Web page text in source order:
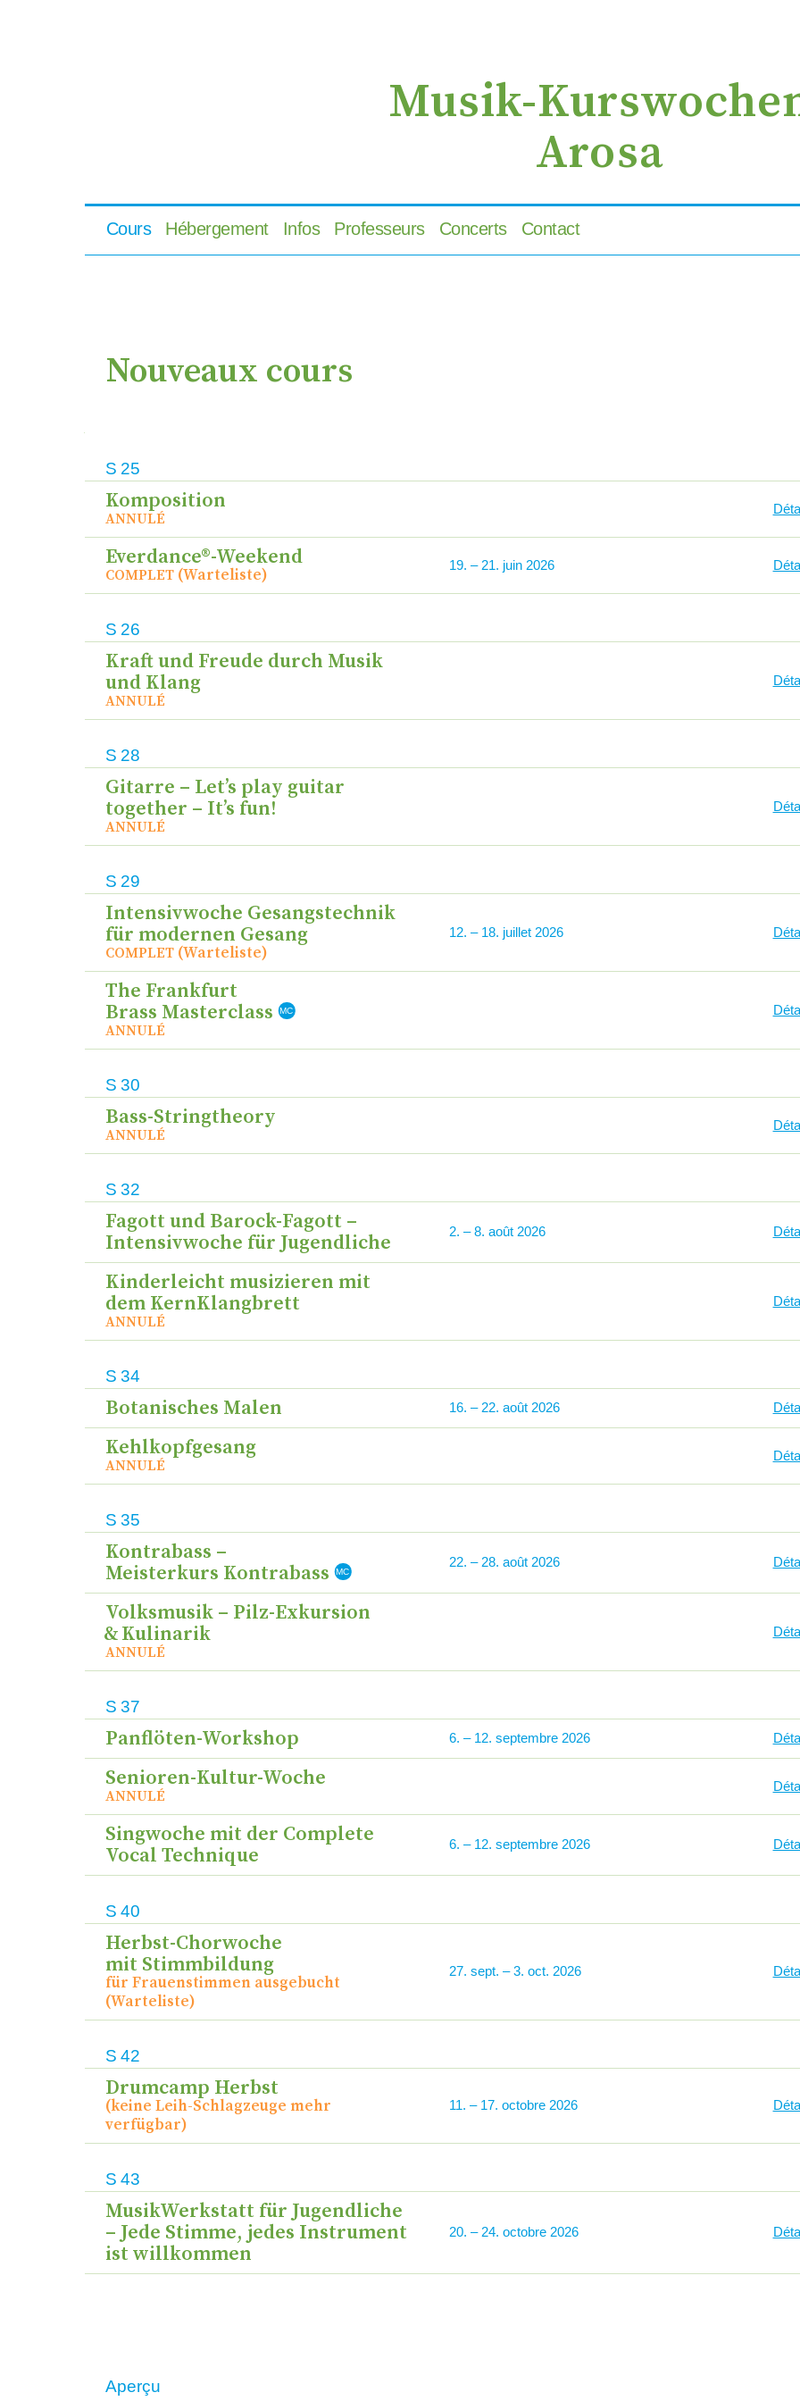
Musik-
Arosa
Cours Hébergement Infos Professeurs Concerts Contact
Nouveaux cours
S 25
Komposition
ANNULÉ
Everdance®-Weekend
COMPLET(Warteliste)
19 – 21 2026
S 26
Kraft und Freude durch Musik
und Klang
ANNULÉ
S 28
Gitarre – Let’s play guitar
together – It’s fun!
ANNULÉ
S 29
Intensivwoche Gesangstechnik
für modernen Gesang
COMPLET(Warteliste)
12 – 18 2026
The Frankfurt
Brass Masterclass
MC
ANNULÉ
S 30
Bass-Stringtheory
ANNULÉ
S 32
Fagott und Barock-Fagott –
Intensivwoche für Jugendliche
2 – 8 2026
Kinderleicht musizieren mit
dem KernKlangbrett
ANNULÉ
S 34
Botanisches Malen 16 – 22 2026
Kehlkopfgesang
ANNULÉ
S 35
Kontrabass –
Meisterkurs Kontrabass
MC
22 – 28 2026
Volksmusik – Pilz-Exkursion
&Kulinarik
ANNULÉ
S 37
Panflöten-Workshop 6 – 12 2026
Senioren-Kultur-Woche
ANNULÉ
Singwoche mit der Complete
Vocal Technique
6 – 12 2026
S 40
Herbst-Chorwoche
mit Stimmbildung
für Frauenstimmen ausgebucht
(Warteliste)
27 sept. – 3 oct. 2026
S 42
Drumcamp Herbst
(keine Leih-Schlagzeuge mehr
verfügbar)
11 – 17 2026
S 43
MusikWerkstatt für Jugendliche
– Jede Stimme, jedes Instrument
ist willkommen
20 – 24 2026
Aperçu